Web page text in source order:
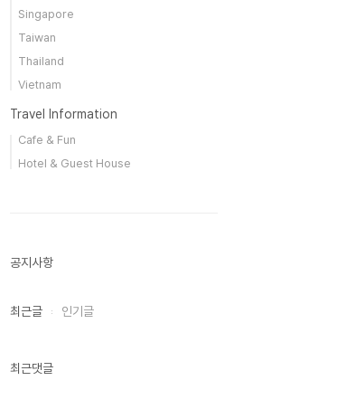
Singapore
Taiwan
Thailand
Vietnam
Travel Information
Cafe & Fun
Hotel & Guest House
공지사항
최근글 인기글
최근댓글